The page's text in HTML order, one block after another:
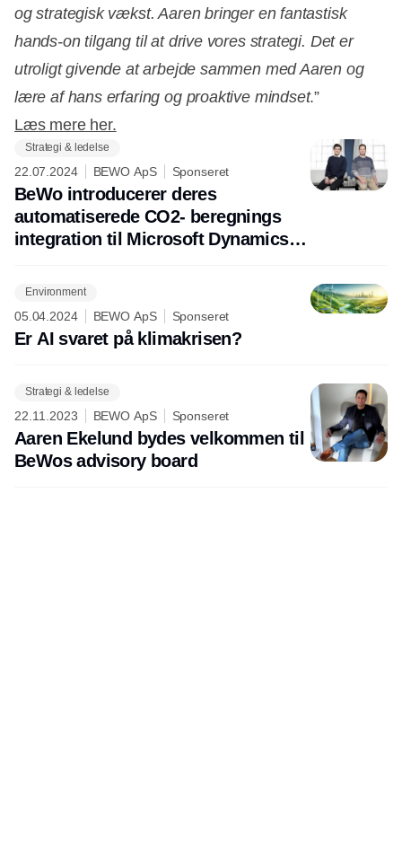
og strategisk vækst. Aaren bringer en fantastisk
hands-on tilgang til at drive vores strategi. Det er
utroligt givende at arbejde sammen med Aaren og
lære af hans erfaring og proaktive mindset.”
Læs mere her.
Strategi & ledelse
22.07.2024 BEWO ApS Sponseret
BeWo introducerer deres
automatiserede CO2- beregnings
integration til Microsoft Dynamics
Environment
05.04.2024 BEWO ApS Sponseret
Er AI svaret på klimakrisen?
Strategi & ledelse
22.11.2023 BEWO ApS Sponseret
Aaren Ekelund bydes velkommen til
BeWos advisory board